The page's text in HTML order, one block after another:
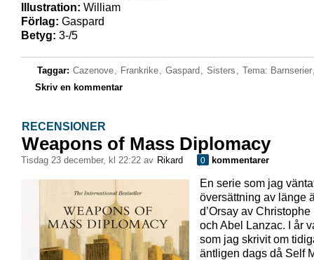
Illustration: William
Förlag: Gaspard
Betyg: 3-/5
Taggar: Cazenove, Frankrike, Gaspard , Sisters , Tema: Barnserier
Skriv en kommentar
RECENSIONER
Weapons of Mass Diplomacy
tisdag 23 december, kl 22:22 av Rikard 0 kommentarer
En serie som jag
översättning av länge
d’Orsay av
och Abel Lanzac. I år
som jag skrivit om
äntligen dags då Self